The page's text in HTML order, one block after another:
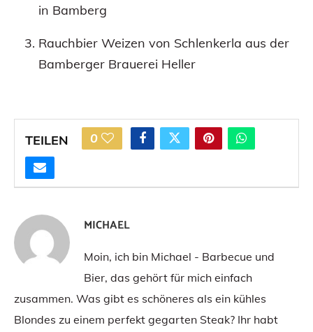
in Bamberg
Rauchbier Weizen von Schlenkerla aus der
Bamberger Brauerei Heller
TEILEN 0
MICHAEL
Moin, ich bin Michael - Barbecue und
Bier, das gehört für mich einfach
zusammen. Was gibt es schöneres als ein kühles
Blondes zu einem perfekt gegarten Steak? Ihr habt